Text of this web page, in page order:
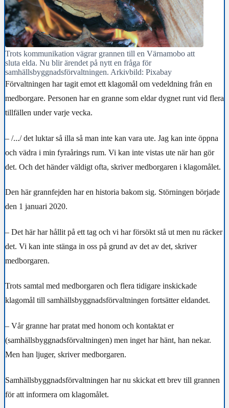
Trots kommunikation vägrar grannen till en Värnamobo att
sluta elda. Nu blir ärendet på nytt en fråga för
samhällsbyggnadsförvaltningen. Arkivbild: Pixabay
Förvaltningen har tagit emot ett klagomål om vedeldning från en
medborgare. Personen har en granne som eldar dygnet runt vid flera
tillfällen under varje vecka.
– /.../ det luktar så illa så man inte kan vara ute. Jag kan inte öppna
och vädra i min fyraårings rum. Vi kan inte vistas ute när han gör
det. Och det händer väldigt ofta, skriver medborgaren i klagomålet.
Den här grannfejden har en historia bakom sig. Störningen började
den 1 januari 2020.
– Det här har hållit på ett tag och vi har försökt stå ut men nu räcker
det. Vi kan inte stänga in oss på grund av det av det, skriver
medborgaren.
Trots samtal med medborgaren och flera tidigare inskickade
klagomål till samhällsbyggnadsförvaltningen fortsätter eldandet.
– Vår granne har pratat med honom och kontaktat er
(samhällsbyggnadsförvaltningen) men inget har hänt, han nekar.
Men han ljuger, skriver medborgaren.
Samhällsbyggnadsförvaltningen har nu skickat ett brev till grannen
för att informera om klagomålet.